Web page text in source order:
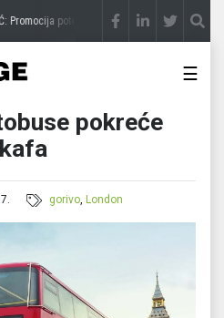
Promocija potencijal pretvara u destinacijuprije
☰
pokreće
gorivo,London